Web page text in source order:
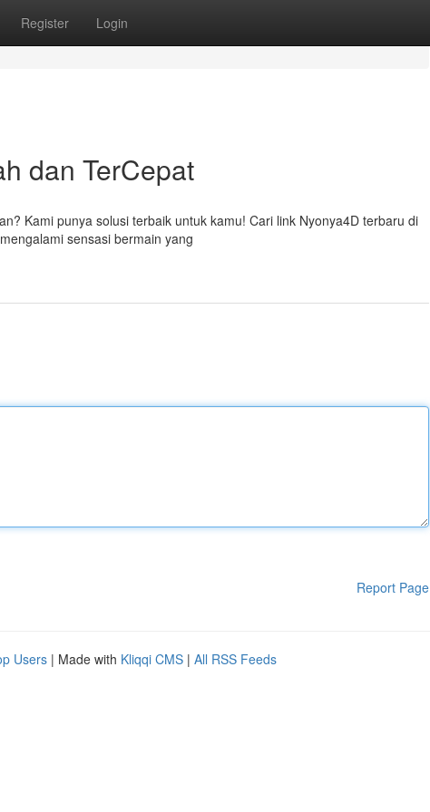
Register Login
dan TerCepat
Kami punya solusi terbaik untuk kamu! Cari link Nyonya4D terbaru di
sensasi bermain yang
Report Page
Users | Made with Kliqqi CMS | All RSS Feeds